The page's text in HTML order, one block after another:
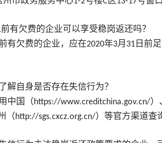
有欠费的企业可以享受稳岗返还吗？
有欠费的企业，应在2020年3月 31 日前
解自身是否存在失信行为？
中国（https://www.creditchina.gov.cn/）
（http://sgs.cxcz.org.cn/）等官方渠道查